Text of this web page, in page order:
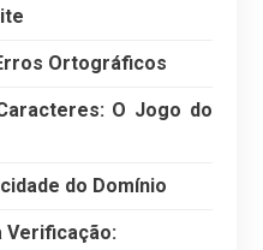
Ortográficos
O Jogo do
do Domínio
Verificação: